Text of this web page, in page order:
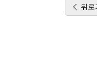
뒤로